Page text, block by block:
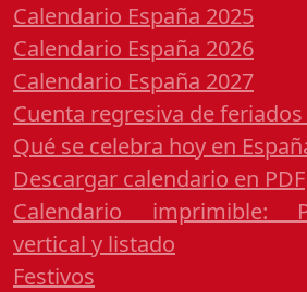
Calendario España 2025
Calendario España 2026
Calendario España 2027
Cuenta regresiva de feriados
Qué se celebra hoy en
Descargar calendario en PDF
Calendario imprimible:
vertical y listado
Festivos